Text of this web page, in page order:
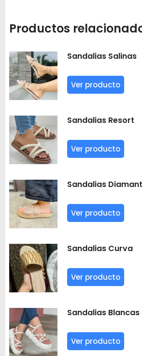
Productos
Sandalias Salinas
Ver producto
Sandalias Resort
Ver producto
Sandalias
Ver producto
Sandalias Curva
Ver producto
Sandalias
Ver producto